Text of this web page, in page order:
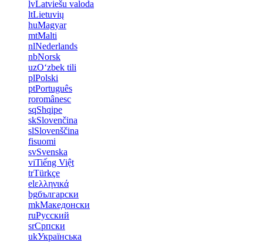
lvLatviešu valoda
ltLietuvių
huMagyar
mtMalti
nlNederlands
nbNorsk
uzOʻzbek tili
plPolski
ptPortuguês
roromânesc
sqShqipe
skSlovenčina
slSlovenščina
fisuomi
svSvenska
viTiếng Việt
trTürkçe
elελληνικά
bgбългарски
mkМакедонски
ruРусский
srСрпски
ukУкраїнська